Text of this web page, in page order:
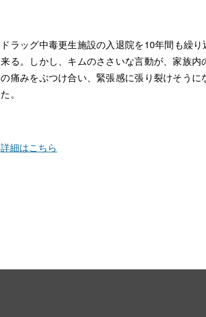
ドラッグ中毒更生施設の入退院を10年間も繰
来る。しかし、キムのささいな言動が、家族
の痛みをぶつけ合い、緊張感に張り裂けそう
た。
詳細はこちら